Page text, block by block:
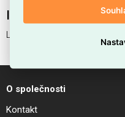
Interní název
LINK TRIMLESS T-
O společnosti
Kontakt